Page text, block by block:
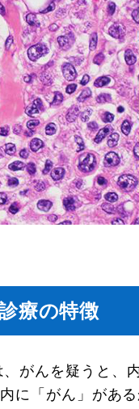
療の特徴
がんを疑うと、
に「がん」があ